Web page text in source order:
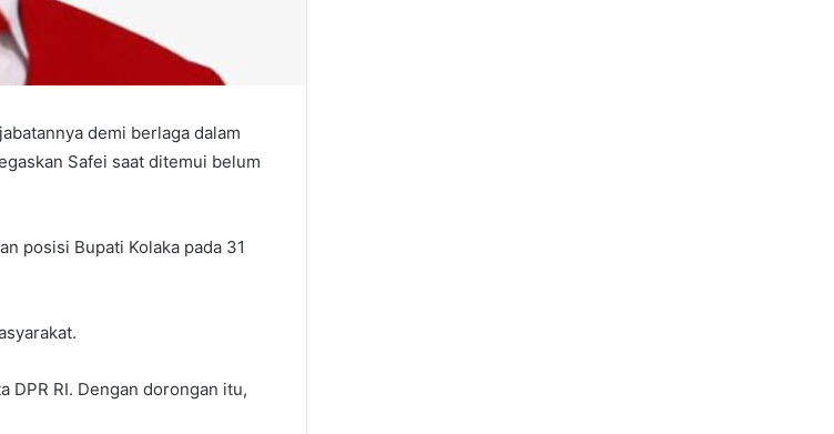
demi berlaga dalam
Safei saat ditemui belum
posisi Bupati Kolaka pada 31
DPR RI. Dengan dorongan itu,